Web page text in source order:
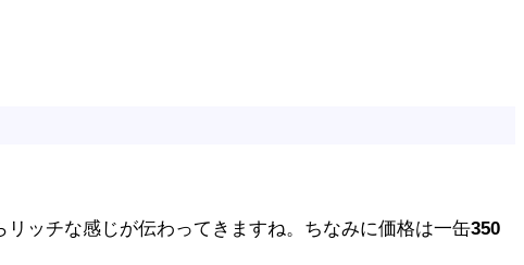
ッチな感じが伝わってきますね。ちなみに価格は一缶350